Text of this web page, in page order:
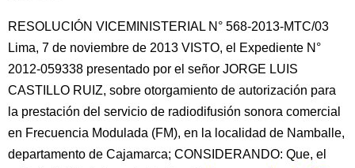
RESOLUCIÓN VICEMINISTERIAL N° 568-2013-MTC/03
Lima, 7 de noviembre de 2013 VISTO, el Expediente N°
2012-059338 presentado por el señor JORGE LUIS
CASTILLO RUIZ, sobre otorgamiento de autorización para
la prestación del servicio de radiodifusión sonora comercial
en Frecuencia Modulada (FM), en la localidad de Namballe,
departamento de Cajamarca; CONSIDERANDO: Que, el